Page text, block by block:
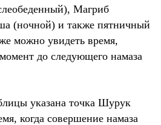
Магриб
(ночной) и также пятничный
можно увидеть время,
до следующего намаза
указана точка Шурук
когда совершение намаза